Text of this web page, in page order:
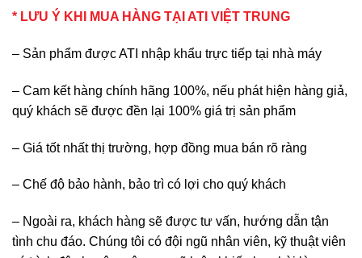
* LƯU Ý KHI MUA HÀNG TẠI ATI VIỆT TRUNG
– Sản phẩm được ATI nhập khẩu trực tiếp tại nhà máy
– Cam kết hàng chính hãng 100%, nếu phát hiện hàng giả,
quý khách sẽ được đền lại 100% giá trị sản phẩm
– Giá tốt nhất thị trường, hợp đồng mua bán rõ ràng
– Chế độ bảo hành, bảo trì có lợi cho quý khách
– Ngoài ra, khách hàng sẽ được tư vấn, hướng dẫn tận
tình chu đáo. Chúng tôi có đội ngũ nhân viên, kỹ thuật viên